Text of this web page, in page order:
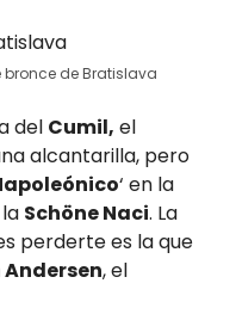
de Bratislava
del Cumil, el
alcantarilla, pero
‘ en la
Schöne Naci. La
perderte es la que
, el